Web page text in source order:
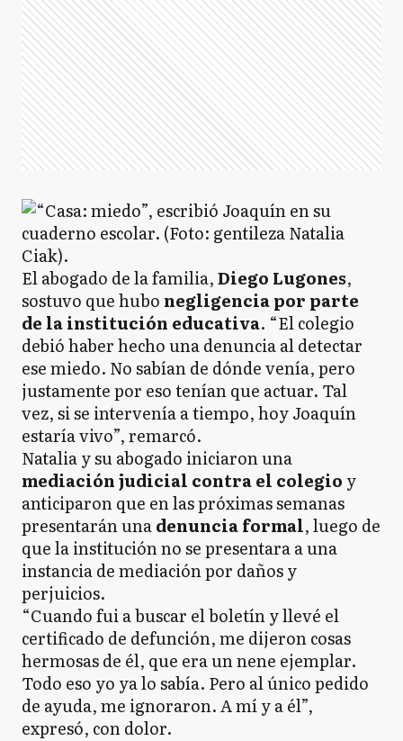
El abogado de la familia,Diego Lugones,
sostuvo que hubo negligencia por parte
de la institución educativa. “El colegio
debió haber hecho una denuncia al detectar
ese miedo. No sabían de dónde venía, pero
justamente por eso tenían que actuar. Tal
vez, si se intervenía a tiempo, hoy Joaquín
estaría vivo”, remarcó.
Natalia y su abogado iniciaron una
mediación judicial contra el colegio y
anticiparon que en las próximas semanas
presentarán unadenuncia formal, luego de
que la institución no se presentara a una
instancia de mediación por daños y
perjuicios.
“Cuando fui a buscar el boletín y llevé el
certificado de defunción, me dijeron cosas
hermosas de él, que era un nene ejemplar.
Todo eso yo ya lo sabía. Pero al único pedido
de ayuda, me ignoraron. A mí y a él”,
expresó, con dolor.